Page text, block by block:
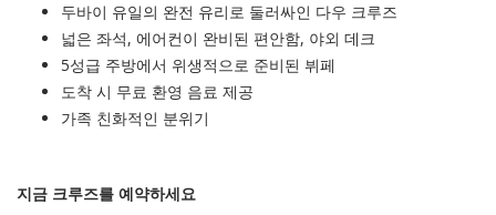
두바이 유일의 완전 유리로 둘러싸인 다우 크루즈
넓은 좌석, 에어컨이 완비된 편안함, 야외 데크
5성급 주방에서 위생적으로 준비된 뷔페
도착 시 무료 환영 음료 제공
가족 친화적인 분위기
지금 크루즈를 예약하세요